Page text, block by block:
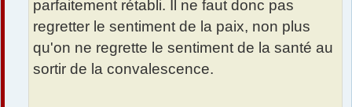
parfaitement rétabli. Il ne faut donc pas
regretter le sentiment de la paix, non plus
qu'on ne regrette le sentiment de la santé au
sortir de la convalescence.